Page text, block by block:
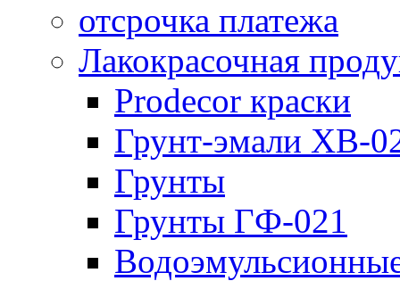
отсрочка платежа
Лакокрасочная
Prodecor краски
Грунт-эмали ХВ-
Грунты
Грунты ГФ-021